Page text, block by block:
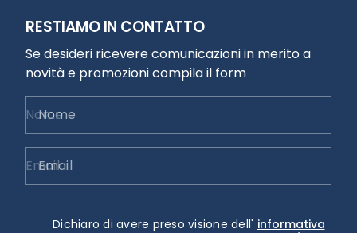
RESTIAMO IN CONTATTO
Se desideri ricevere comunicazioni in merito a
novità e promozioni compila il form
Nome
Email
Dichiaro di avere preso visione dell' informativa